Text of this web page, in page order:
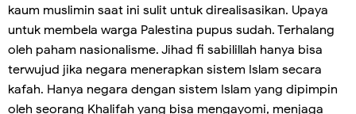
kaum muslimin saat ini sulit untuk direalisasikan. Upaya
untuk membela warga Palestina pupus sudah. Terhalang
oleh paham nasionalisme. Jihad fi sabilillah hanya bisa
terwujud jika negara menerapkan sistem Islam secara
kafah. Hanya negara dengan sistem Islam yang dipimpin
oleh seorang Khalifah yang bisa mengayomi, menjaga